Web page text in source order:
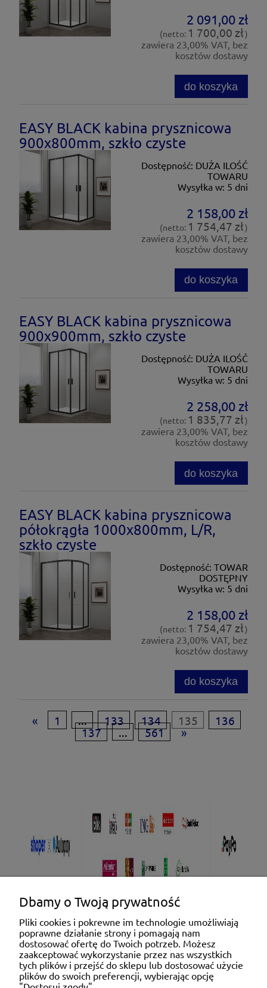
2 091,00 zł
(netto: 1 700,00 zł)
zawiera 23,00% VAT, bez
kosztów dostawy
do koszyka
EASY BLACK kabina prysznicowa
900x800mm, szkło czyste
Dostępność: DUŻA ILOŚĆ
TOWARU
Wysyłka w: 5 dni
2 158,00 zł
(netto: 1 754,47 zł)
zawiera 23,00% VAT, bez
kosztów dostawy
do koszyka
EASY BLACK kabina prysznicowa
900x900mm, szkło czyste
Dostępność: DUŻA ILOŚĆ
TOWARU
Wysyłka w: 5 dni
2 258,00 zł
(netto: 1 835,77 zł)
zawiera 23,00% VAT, bez
kosztów dostawy
do koszyka
EASY BLACK kabina prysznicowa
półokrągła 1000x800mm, L/R,
szkło czyste
Dostępność: TOWAR
DOSTĘPNY
Wysyłka w: 5 dni
2 158,00 zł
(netto: 1 754,47 zł)
zawiera 23,00% VAT, bez
kosztów dostawy
do koszyka
« 1 ... 133 134 135
136
137
... 561 »
Pomoc
Moje konto
Dbamy o Twoją prywatność
Pliki cookies i pokrewne im technologie umożliwiają
poprawne działanie strony i pomagają nam
dostosować ofertę do Twoich potrzeb. Możesz
zaakceptować wykorzystanie przez nas wszystkich
tych plików i przejść do sklepu lub dostosować użycie
plików do swoich preferencji, wybierając opcję